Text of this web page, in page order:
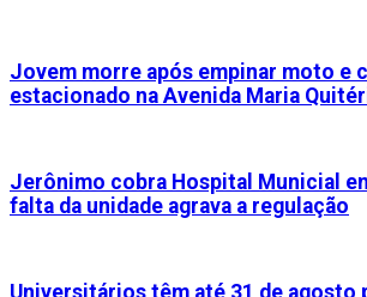
Jovem morre após empinar moto e
estacionado na Avenida Maria
Jerônimo cobra Hospital Municial
falta da unidade agrava a regulação